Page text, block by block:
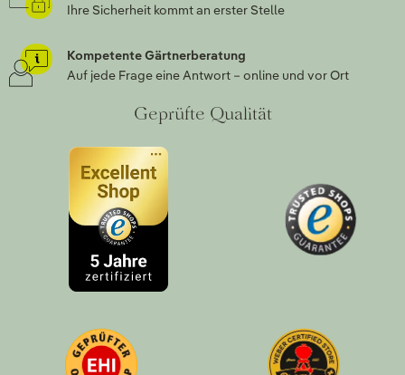
Ihre Sicherheit kommt an erster Stelle
Kompetente Gärtnerberatung
Auf jede Frage eine Antwort – online und vor Ort
Geprüfte Qualität